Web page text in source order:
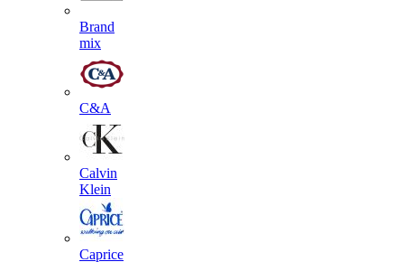
Brand
mix
C&A
Calvin
Klein
Caprice